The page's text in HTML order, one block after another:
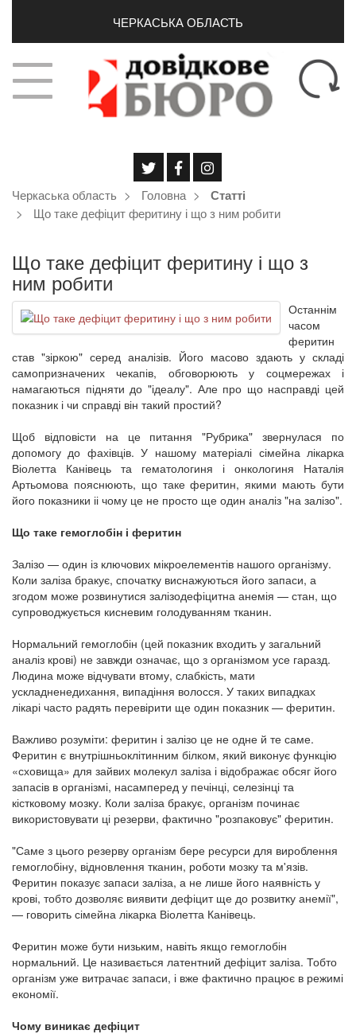
ЧЕРКАСЬКА ОБЛАСТЬ
Черкаська область Головна
Статті
Що таке дефіцит феритину і що з ним робити
Що таке дефіцит феритину і що з
ним робити
Останнім
часом
феритин
став "зіркою" серед аналізів. Його масово здають у складі
самопризначених чекапів, обговорюють у соцмережах і
намагаються підняти до "ідеалу". Але про що насправді цей
показник і чи справді він такий простий?
Щоб відповісти на це питання "Рубрика" звернулася по
допомогу до фахівців. У нашому матеріалі сімейна лікарка
Віолетта Канівець та гематологиня і онкологиня Наталія
Артьомова пояснюють, що таке феритин, якими мають бути
його показники іі чому це не просто ще один аналіз "на залізо".
Що таке гемоглобін і феритин
Залізо — один із ключових мікроелементів нашого організму.
Коли заліза бракує, спочатку виснажуються його запаси, а
згодом може розвинутися залізодефіцитна анемія — стан, що
супроводжується кисневим голодуванням тканин.
Нормальний гемоглобін (цей показник входить у загальний
аналіз крові) не завжди означає, що з організмом усе гаразд.
Людина може відчувати втому, слабкість, мати
ускладненедихання, випадіння волосся. У таких випадках
лікарі часто радять перевірити ще один показник — феритин.
Важливо розуміти: феритин і залізо це не одне й те саме.
Феритин є внутрішньоклітинним білком, який виконує функцію
«сховища» для зайвих молекул заліза і відображає обсяг його
запасів в організмі, насамперед у печінці, селезінці та
кістковому мозку. Коли заліза бракує, організм починає
використовувати ці резерви, фактично "розпаковує" феритин.
"Саме з цього резерву організм бере ресурси для вироблення
гемоглобіну, відновлення тканин, роботи мозку та м'язів.
Феритин показує запаси заліза, а не лише його наявність у
крові, тобто дозволяє виявити дефіцит ще до розвитку анемії",
— говорить сімейна лікарка Віолетта Канівець.
Феритин може бути низьким, навіть якщо гемоглобін
нормальний. Це називається латентний дефіцит заліза. Тобто
організм уже витрачає запаси, і вже фактично працює в режимі
економії.
Чому виникає дефіцит